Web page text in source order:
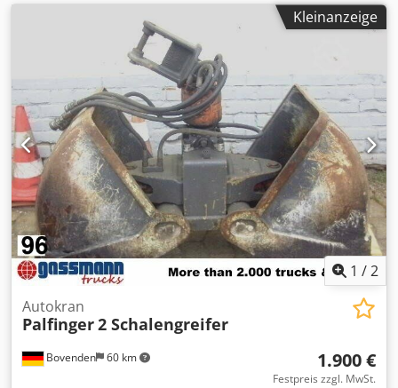
Kleinanzeige
1 /2
Bovenden 60 km
Autokran
Palfinger2 Schalengreifer
1.900 €
Festpreis zzgl. MwSt.